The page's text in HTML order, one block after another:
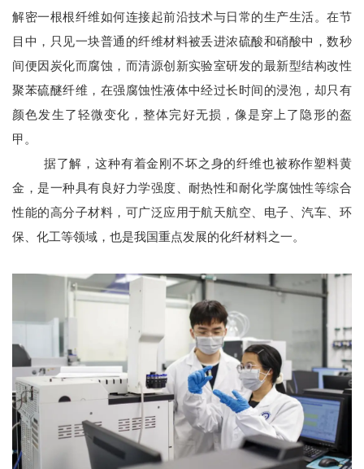
解密一根根纤维如何连接起前沿技术与日常的生产生活。在节
目中，只见一块普通的纤维材料被丢进浓硫酸和硝酸中，数秒
间便因炭化而腐蚀，而清源创新实验室研发的最新型结构改性
聚苯硫醚纤维，在强腐蚀性液体中经过长时间的浸泡，却只有
颜色发生了轻微变化，整体完好无损，像是穿上了隐形的盔
甲。
据了解，这种有着金刚不坏之身的纤维也被称作塑料黄
金，是一种具有良好力学强度、耐热性和耐化学腐蚀性等综合
性能的高分子材料，可广泛应用于航天航空、电子、汽车、环
保、化工等领域，也是我国重点发展的化纤材料之一。